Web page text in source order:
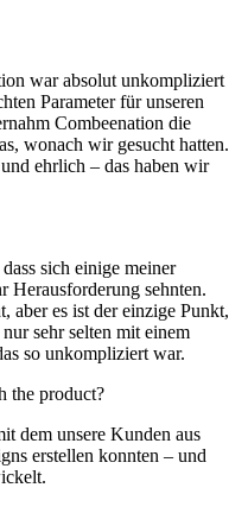
war absolut unkompliziert
Parameter für unseren
Combeenation die
wonach wir gesucht hatten.
ehrlich – das haben wir
sich einige meiner
Herausforderung sehnten.
aber es ist der einzige Punkt,
sehr selten mit einem
so unkompliziert war.
the product?
dem unsere Kunden aus
erstellen konnten – und